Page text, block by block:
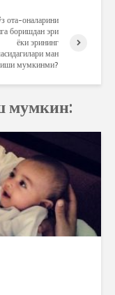
ота-оналарини
боришдан эри
ёки эрининг
ман
мумкинми?
мумкин: